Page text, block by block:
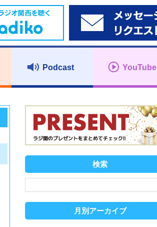
Podcast YouTube
検索
月別アーカイブ